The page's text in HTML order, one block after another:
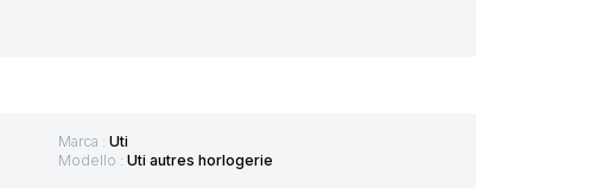
Marca : Uti
Modello : Uti autres horlogerie